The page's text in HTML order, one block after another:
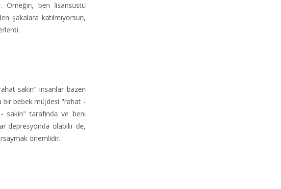
Örneğin, ben lisansüstü
şakalara katılmıyorsun,
sakin" insanlar bazen
bir bebek müjdesi "rahat -
sakin" tarafında ve beni
depresyonda olabilir de,
önemlidir.